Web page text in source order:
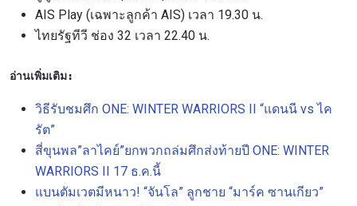
AIS Play (เฉพาะลูกค้า AIS) เวลา 19.30 น.
ไทยรัฐทีวี ช่อง 32 เวลา 22.40 น.
อ่านเพิ่มเติม:
วิธีรับชมศึก ONE: WINTER WARRIORS II “แดนนี vs ไค
รัต”
สี่ขุนพล”ลาไคย์”ยกพวกถล่มศึกส่งท้ายปี ONE: WINTER
WARRIORS II 17 ธ.ค.นี้
แบนตัมเวตมีหนาว! “จันโล” ลูกชาย “มาร์ค ซานเกียว”
การส่งแบบฟอร์มนี้ถือว่าท่านให้ความยินยอมให้เรา
รวบรวม ใช้งาน และเปิดเผยข้อมูลของท่านภายใต้
ยกเลิกการสมัครรับข่าวสารได้ตลอดเวลา